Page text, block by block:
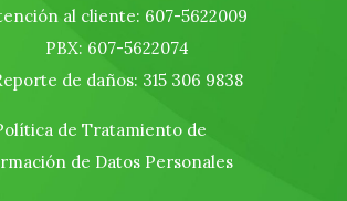
al cliente: 607-5622009
PBX: 607-5622074
de daños: 315 306 9838
de Tratamiento de
de Datos Personales